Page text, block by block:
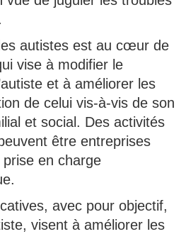
autistes est au cœur de
vise à modifier le
et à améliorer les
de celui vis-à-vis de son
et social. Des activités
être entreprises
en charge
avec pour objectif,
visent à améliorer les